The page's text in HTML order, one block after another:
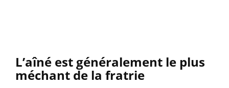
L’aîné est généralement le plus
méchant de la fratrie